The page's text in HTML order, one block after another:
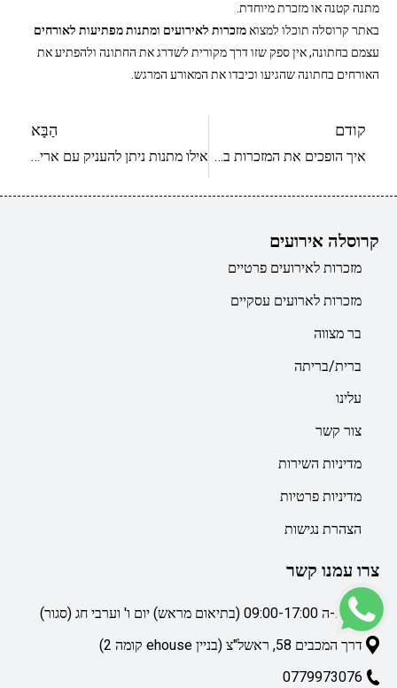
מתנה קטנה או מזכרת מיוחדת.
באתר קרוסלה תוכלו למצואמזכרות לאירועים ומתנות מפתיעות לאורחים
עצמם בחתונה, אין ספק שזו דרך מקורית לשדרג את החתונה ולהפתיע את
האורחים בחתונה שהגיעו וכיבדו את המאורע המרגש.
קודם
איך הופכים את המזכרות באירועים למזכרות אישיות
הַבָּא
אילו מתנות ניתן להעניק עם אריזה מיוחדת?
קרוסלה אירועים
מזכרות לאירועים פרטיים
מזכרות לארועים עסקיים
בר מצווה
ברית/בריתה
עלינו
צור קשר
מדיניות השירות
מדיניות פרטיות
הצהרת נגישות
צרו עמנו קשר
ימי א-ה 09:00-17:00 (בתיאום מראש) יום ו' וערבי חג (סגור)
דרך המכבים 58, ראשל"צ (בניין ehouse קומה 2)
0779973076